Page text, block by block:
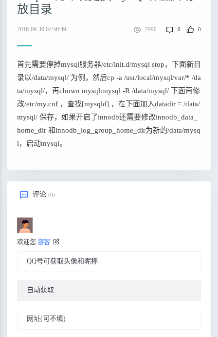
放目录
2016-09-30 02:56:49 2990 0 0
首先需要停掉mysql服务器/etc/init.d/mysql stop，下面新目
录以/data/mysql/ 为例，然后cp -a /usr/local/mysql/var/* /da
ta/mysql/，再chown mysql:mysql -R /data/mysql/ 下面再修
改/etc/my.cnf ，查找[mysqld] ，在下面加入datadir = /data/
mysql/ 保存，如果开启了innodb还需要修改innodb_data_
home_dir 和innodb_log_group_home_dir为新的/data/mysq
l，启动mysql。
评论 (0)
欢迎您 游客